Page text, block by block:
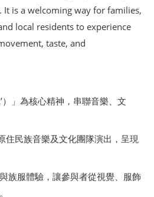
It is a welcoming way for families,
local residents to experience
taste, and
）」為核心精神，串聯音樂、文
住民族音樂及文化團隊演出，呈現
族服體驗，讓參與者從視覺、服飾